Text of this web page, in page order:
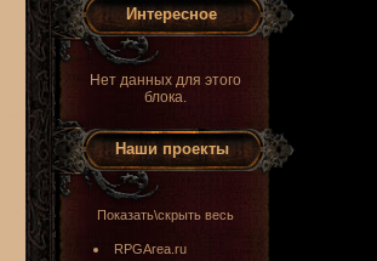
Интересное
Нет данных для этого
блока.
Наши проекты
Показать\скрыть весь
RPGArea.ru